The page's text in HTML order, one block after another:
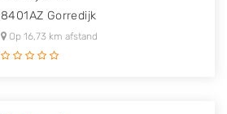
8401AZ Gorredijk
Op 16,73 km afstand